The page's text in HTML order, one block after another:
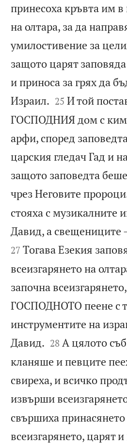
принесоха кръвта им в
на олтара, за да
умилостивение за
защото царят
и приноса за грях да
Израил. 

25 И той
ГОСПОДНИЯ дом с
арфи, според
царския гледач Гад и
защото заповедта
чрез Неговите
стояха с музикалните
Давид, а свещениците
27 Тогава Езекия
всеизгарянето на
започна
ГОСПОДНОТО пеене с
инструментите на
Давид. 

28 А цялото
кланяше и певците
свиреха, и всичко
извърши
свършиха
всеизгарянето, царят